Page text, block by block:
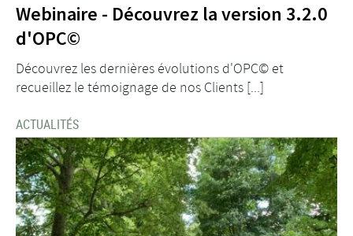
Webinaire - Découvrez la version 3.2.0
d'OPC©
Découvrez les dernières évolutions d'OPC© et
recueillez le témoignage de nos Clients [...]
ACTUALITÉS